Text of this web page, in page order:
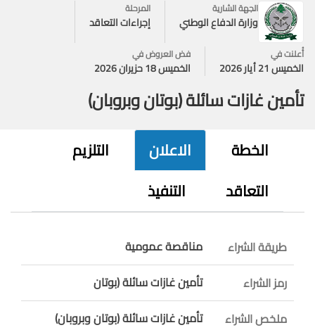
الجهة الشارية
وزارة الدفاع الوطني
المرحلة
إجراءات التعاقد
أُعلنت في
الخميس 21 أيار 2026
فض العروض في
الخميس 18 حزيران 2026
تأمين غازات سائلة (بوتان وبروبان)
الخطة الاعلان
التلزيم
التعاقد
التنفيذ
طريقة الشراء
مناقصة عمومية
رمز الشراء
تأمين غازات سائلة (بوتان
ملخص الشراء
تأمين غازات سائلة (بوتان وبروبان)